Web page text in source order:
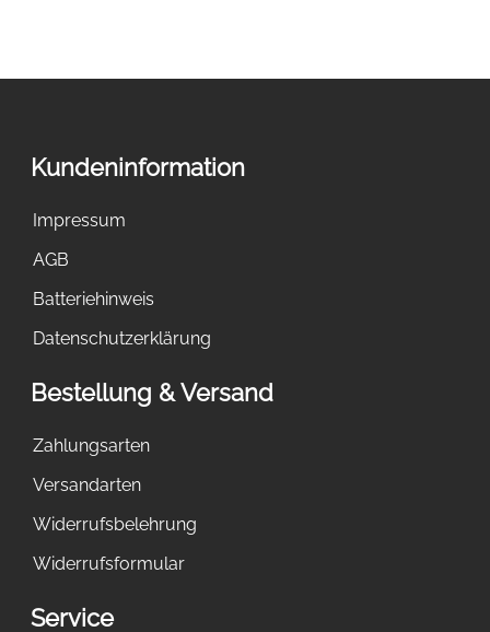
Kundeninformation
Impressum
AGB
Batteriehinweis
Datenschutzerklärung
Bestellung & Versand
Zahlungsarten
Versandarten
Widerrufsbelehrung
Widerrufsformular
Service